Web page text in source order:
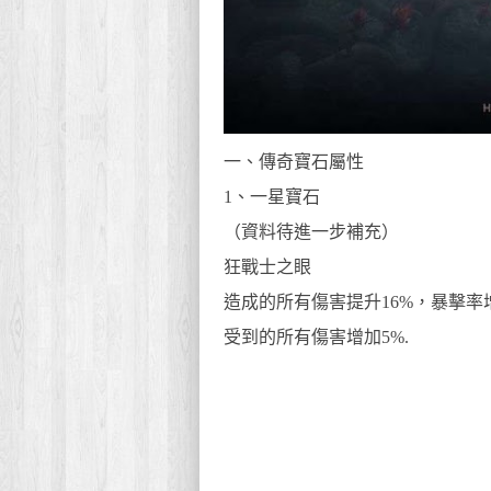
一、傳奇寶石屬性
1、一星寶石
（資料待進一步補充）
狂戰士之眼
造成的所有傷害提升16%，暴擊率
受到的所有傷害增加5%.